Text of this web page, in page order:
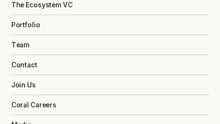
The Ecosystem VC
Portfolio
Team
Contact
Join Us
Coral Careers